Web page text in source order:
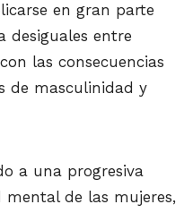
en gran parte
desiguales entre
las consecuencias
de masculinidad y
a una progresiva
de las mujeres,